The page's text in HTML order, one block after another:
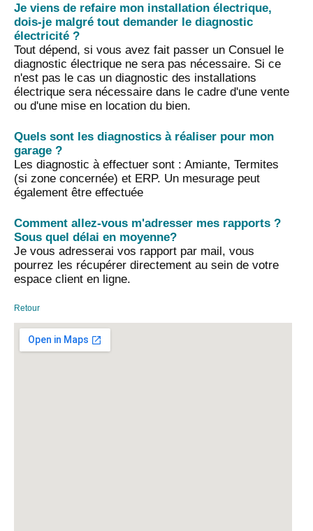
Je viens de refaire mon installation électrique,
dois-je malgré tout demander le diagnostic
électricité ?
Tout dépend, si vous avez fait passer un Consuel le
diagnostic électrique ne sera pas nécessaire. Si ce
n'est pas le cas un diagnostic des installations
électrique sera nécessaire dans le cadre d'une vente
ou d'une mise en location du bien.
Quels sont les diagnostics à réaliser pour mon
garage ?
Les diagnostic à effectuer sont : Amiante, Termites
(si zone concernée) et ERP. Un mesurage peut
également être effectuée
Comment allez-vous m'adresser mes rapports ?
Sous quel délai en moyenne?
Je vous adresserai vos rapport par mail, vous
pourrez les récupérer directement au sein de votre
espace client en ligne.
Retour